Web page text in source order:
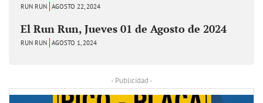
RUN RUN AGOSTO 22, 2024
El Run Run, Jueves 01 de Agosto de 2024
RUN RUN AGOSTO 1, 2024
- Publicidad -